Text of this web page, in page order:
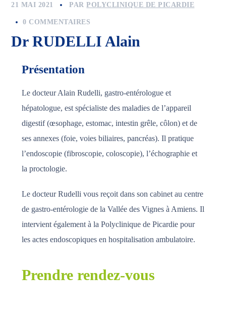
21 MAI 2021 PARPOLYCLINIQUE DE PICARDIE
0 COMMENTAIRES
Dr RUDELLI Alain
Présentation
Le docteur Alain Rudelli, gastro-entérologue et
hépatologue, est spécialiste des maladies de l’appareil
digestif (œsophage, estomac, intestin grêle, côlon) et de
ses annexes (foie, voies biliaires, pancréas). Il pratique
l’endoscopie (fibroscopie, coloscopie), l’échographie et
la proctologie.
Le docteur Rudelli vous reçoit dans son cabinet au centre
de gastro-entérologie de la Vallée des Vignes à Amiens. Il
intervient également à la Polyclinique de Picardie pour
les actes endoscopiques en hospitalisation ambulatoire.
Prendre rendez-vous